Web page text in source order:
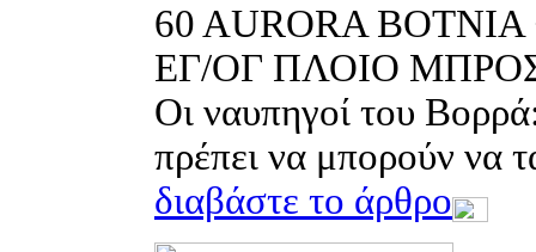
60 AURORA
ΕΓ/ΟΓ ΠΛΟΙΟ
Οι ναυπηγοί του
πρέπει να μπορούν να
διαβάστε το άρθρο